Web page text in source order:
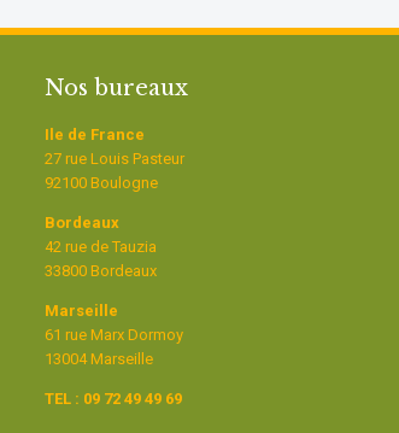
Nos bureaux
Ile de France
27 rue Louis Pasteur
92100 Boulogne
Bordeaux
42 rue de Tauzia
33800 Bordeaux
Marseille
61 rue Marx Dormoy
13004 Marseille
TEL : 09 72 49 49 69